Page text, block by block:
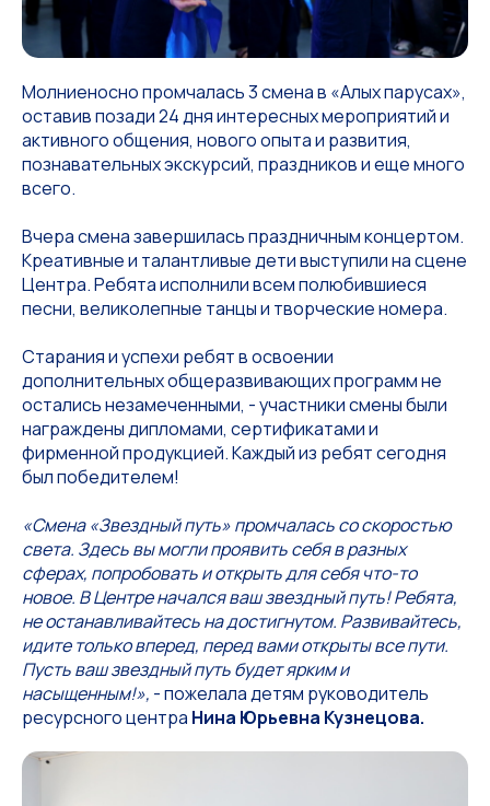
Молниеносно промчалась 3 смена в «Алых парусах»,
оставив позади 24 дня интересных мероприятий и
активного общения, нового опыта и развития,
познавательных экскурсий, праздников и еще много
всего.
Вчера смена завершилась праздничным концертом.
Креативные и талантливые дети выступили на сцене
Центра. Ребята исполнили всем полюбившиеся
песни, великолепные танцы и творческие номера.
Старания и успехи ребят в освоении
дополнительных общеразвивающих программ не
остались незамеченными, - участники смены были
награждены дипломами, сертификатами и
фирменной продукцией. Каждый из ребят сегодня
был победителем!
«Смена «Звездный путь» промчалась со скоростью
света. Здесь вы могли проявить себя в разных
сферах, попробовать и открыть для себя что-то
новое. В Центре начался ваш звездный путь! Ребята,
не останавливайтесь на достигнутом. Развивайтесь,
идите только вперед, перед вами открыты все пути.
Пусть ваш звездный путь будет ярким и
насыщенным!», - пожелала детям руководитель
ресурсного центра Нина Юрьевна Кузнецова.